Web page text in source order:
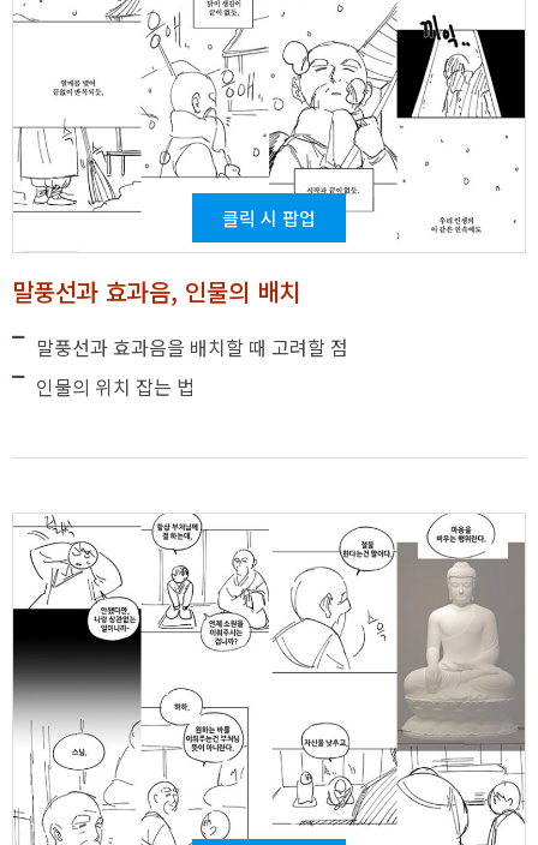
클릭 시 팝업
말풍선과 효과음, 인물의 배치
말풍선과 효과음을 배치할 때 고려할 점
인물의 위치 잡는 법